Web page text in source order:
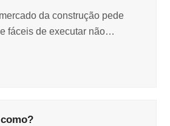
da construção pede
fáceis de executar não…